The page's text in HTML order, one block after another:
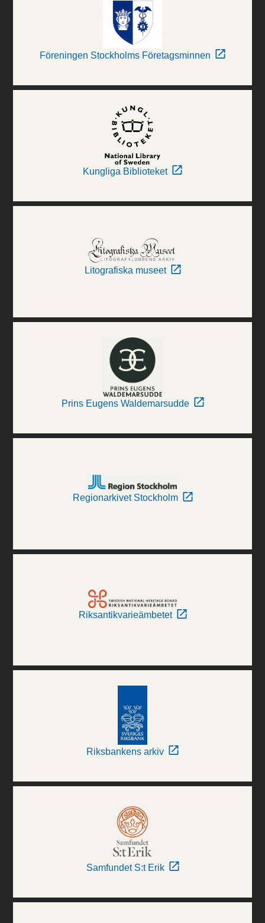
Föreningen Stockholms Företagsminnen
Kungliga Biblioteket
Litografiska museet
Prins Eugens Waldemarsudde
Regionarkivet Stockholm
Riksantikvarieämbetet
Riksbankens arkiv
Samfundet S:t Erik